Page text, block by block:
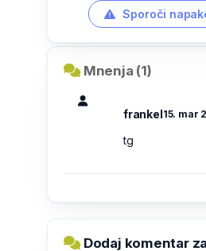
Sporoči
Mnenja (1)
frankel15. mar
tg
Dodaj komentar